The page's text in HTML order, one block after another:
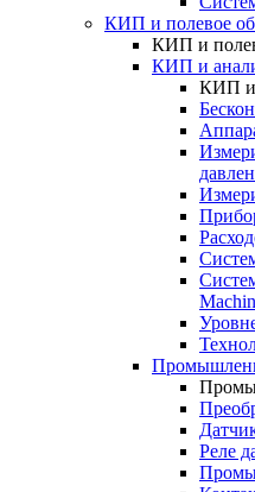
КИП и полевое
КИП и
КИП и
КИП и
Реле